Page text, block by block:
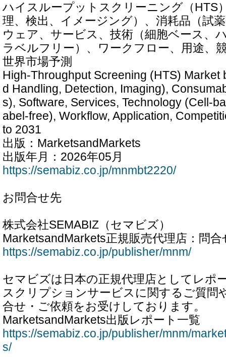
ハイスループットスクリーニング（HTS
理、検出、イメージング）、消耗品（試
ウェア、サービス、技術（細胞ベース、
ラベルフリー）、ワークフロー、用途、
世界市場予測
High-Throughput Screening (HTS) Market
d Handling, Detection, Imaging),
s), Software, Services, Technology (Cell-
abel-free), Workflow, Application,
to 2031
出版：MarketsandMarkets
出版年月：2026年05月
https://semabiz.co.jp/mnmbt2220/
お問合せ先
株式会社SEMABIZ（セマビズ）
MarketsandMarkets正規販売代理店：問
https://semabiz.co.jp/publisher/mnm/
セマビズは日本の正規代理店としてレポ
スクリプションサービスに関するご質問
合せ・ご依頼をお受けしております。
MarketsandMarkets出版レポート一覧
https://semabiz.co.jp/publisher/mnm/
s/